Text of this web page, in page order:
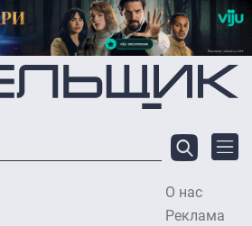
содержанию
О нас
Реклама